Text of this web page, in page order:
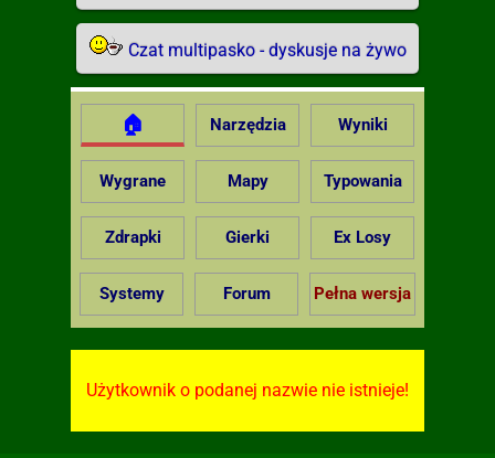
Czat multipasko - dyskusje na żywo
🏠 Narzędzia Wyniki
Wygrane Mapy Typowania
Zdrapki Gierki Ex Losy
Systemy Forum Pełna wersja
Użytkownik o podanej nazwie nie istnieje!